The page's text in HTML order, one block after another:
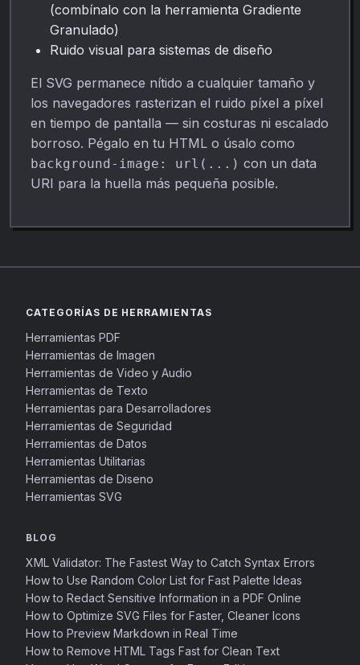
(combínalo con la herramienta Gradiente
Granulado)
Ruido visual para sistemas de diseño
El SVG permanece nítido a cualquier tamaño y
los navegadores rasterizan el ruido píxel a píxel
en tiempo de pantalla — sin costuras ni escalado
borroso. Pégalo en tu HTML o úsalo como
background-image: url(...) con un data
URI para la huella más pequeña posible.
CATEGORÍAS DE HERRAMIENTAS
Herramientas PDF
Herramientas de Imagen
Herramientas de Video y Audio
Herramientas de Texto
Herramientas para Desarrolladores
Herramientas de Seguridad
Herramientas de Datos
Herramientas Utilitarias
Herramientas de Diseno
Herramientas SVG
BLOG
XML Validator: The Fastest Way to Catch Syntax Errors
How to Use Random Color List for Fast Palette Ideas
How to Redact Sensitive Information in a PDF Online
How to Optimize SVG Files for Faster, Cleaner Icons
How to Preview Markdown in Real Time
How to Remove HTML Tags Fast for Clean Text